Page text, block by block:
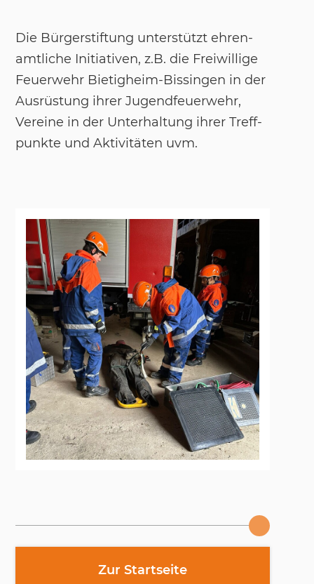
Die Bür­ger­stif­tung un­ter­s­tützt eh­ren­
amt­li­che In­itia­ti­ven, z.B. die Frei­wil­li­ge
Feu­er­wehr Bie­tig­heim-Bis­sin­gen in der
Aus­rüs­tung ih­rer Ju­gend­feu­er­wehr,
Ver­ei­ne in der Un­ter­hal­tung ih­rer Treff­
punk­te und Ak­ti­vitä­ten uvm.
Zur Startseite